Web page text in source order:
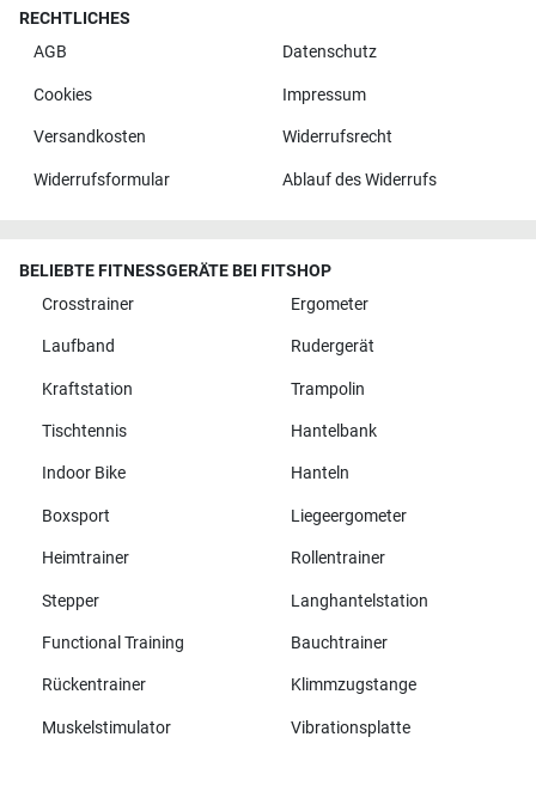
RECHTLICHES
AGB
Datenschutz
Cookies Impressum
Versandkosten Widerrufsrecht
Widerrufsformular Ablauf des Widerrufs
BELIEBTE FITNESSGERÄTE BEI FITSHOP
Crosstrainer
Ergometer
Laufband Rudergerät
Kraftstation Trampolin
Tischtennis Hantelbank
Indoor Bike Hanteln
Boxsport Liegeergometer
Heimtrainer Rollentrainer
Stepper Langhantelstation
Functional Training Bauchtrainer
Rückentrainer Klimmzugstange
Muskelstimulator Vibrationsplatte